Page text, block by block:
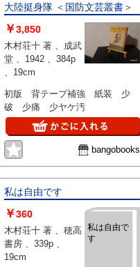
大陸挺身隊 ＜国防文芸叢書＞
￥3,850
木村荘十 著 、成武
堂 、1942 、384p
、19cm
初版 背テープ補強 紙装 少
破 少痛 少ヤケ汚
bangobooks
私は自由です
私は自由で
す
￥360
木村荘十 著 、穂高
書房 、339p 、
19cm